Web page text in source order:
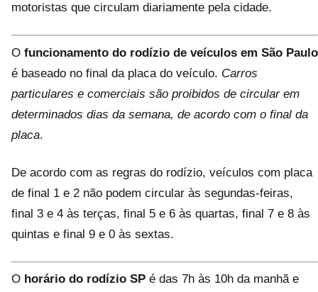
motoristas que circulam diariamente pela cidade.
O funcionamento do rodízio de veículos em São Paulo
é baseado no final da placa do veículo. Carros
particulares e comerciais são proibidos de circular em
determinados dias da semana, de acordo com o final da
placa.
De acordo com as regras do rodízio, veículos com placa
de final 1 e 2 não podem circular às segundas-feiras,
final 3 e 4 às terças, final 5 e 6 às quartas, final 7 e 8 às
quintas e final 9 e 0 às sextas.
O horário do rodízio SP é das 7h às 10h da manhã e